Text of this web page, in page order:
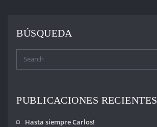
BÚSQUEDA
PUBLICACIONES RECIENTES
Hasta siempre Carlos!